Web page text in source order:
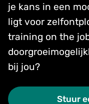
je kans in een
ligt voor
training on the
bij jou?
Stuur